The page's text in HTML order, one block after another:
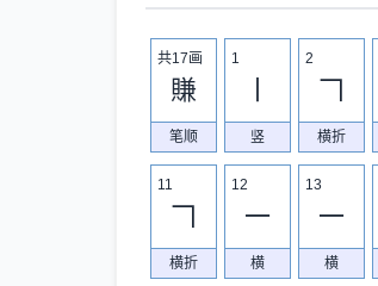
共17画
賺
笔顺
1
竖
2
𠃍
横折
11
𠃍
横折
12
一
横
13
一
横